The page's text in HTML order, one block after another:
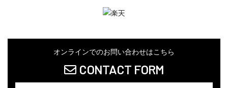
オンラインでのお問い合わせはこちら
CONTACT FORM